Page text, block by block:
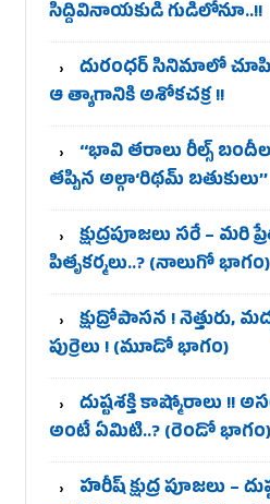
సిద్దివినాయకుడి గుడిలోనూ..!!
దురంధర్ సినిమాలో
ఆ త్యాగానికి అశోకచక్ర !!
‘‘భావి తరాలు రీల్స్‌
తప్పిన అల్గా‘రిథమ్ బతుకులు’’
క్షుద్రపూజలు సరే – మరి
పితృకర్మలు..? (నాలుగో భాగం)
క్షుద్రోపాసన ! నెత్తురు,
పుర్రెలు ! (మూడో భాగం)
దుష్టశక్తి కాష్మోరాలు !!
అంటే ఏమిటి..? (రెండో భాగం)
హరీష్ క్షుద్ర పూజలు –